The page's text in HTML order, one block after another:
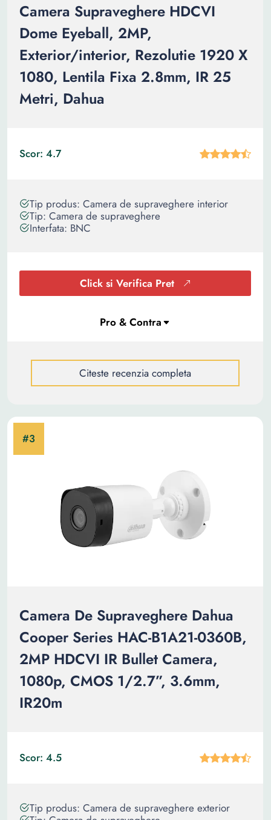
Camera Supraveghere HDCVI
Dome Eyeball, 2MP,
Exterior/interior, Rezolutie 1920 X
1080, Lentila Fixa 2.8mm, IR 25
Metri, Dahua
Scor: 4.7
Tip produs: Camera de supraveghere interior
Tip: Camera de supraveghere
Interfata: BNC
Click si Verifica Pret
Citeste recenzia completa
Camera De Supraveghere Dahua
Cooper Series HAC-B1A21-0360B,
2MP HDCVI IR Bullet Camera,
1080p, CMOS 1/2.7”, 3.6mm,
IR20m
Scor: 4.5
Tip produs: Camera de supraveghere exterior